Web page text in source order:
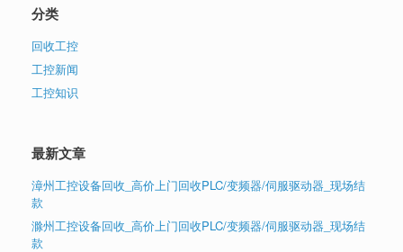
分类
回收工控
工控新闻
工控知识
最新文章
漳州工控设备回收_高价上门回收PLC/变频器/伺服驱动器_现场结
款
滁州工控设备回收_高价上门回收PLC/变频器/伺服驱动器_现场结
款